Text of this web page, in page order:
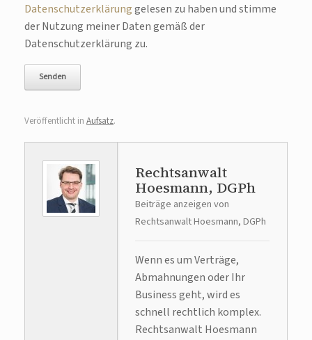
Datenschutzerklärunggelesen zu haben und stimme
der Nutzung meiner Daten gemäß der
Datenschutzerklärung zu.
Veröffentlicht in Aufsatz.
Rechtsanwalt
Hoesmann, DGPh
Beiträge anzeigen von
Rechtsanwalt Hoesmann, DGPh
Wenn es um Verträge,
Abmahnungen oder Ihr
Business geht, wird es
schnell rechtlich komplex.
Rechtsanwalt Hoesmann